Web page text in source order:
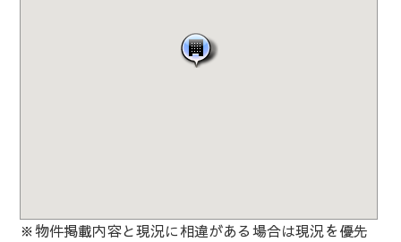
※物件掲載内容と現況に相違がある場合は現況を優先